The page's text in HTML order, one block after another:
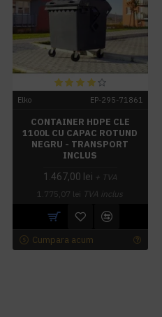
Elko EP-295-71861
CONTAINER HDPE CLE
1100L CU CAPAC ROTUND
NEGRU - TRANSPORT
INCLUS
1.467,00 lei + TVA
1.775,07 lei TVA inclus
Cumpara acum